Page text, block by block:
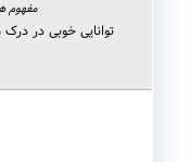
توانایی خوبی در درک